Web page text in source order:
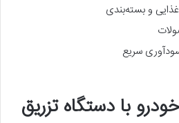
غذایی و بسته‌بندی
سریع
با دستگاه تزریق